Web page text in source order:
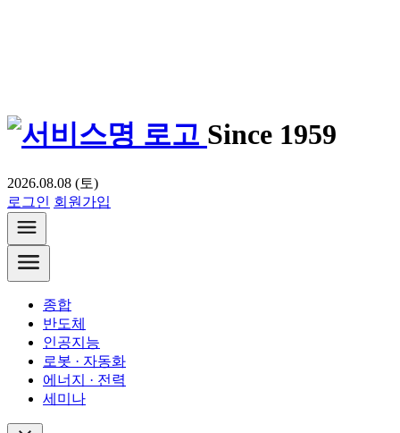
Since 1959
2026.08.08 (토)
로그인 회원가입
종합
반도체
인공지능
로봇 · 자동화
에너지 · 전력
세미나